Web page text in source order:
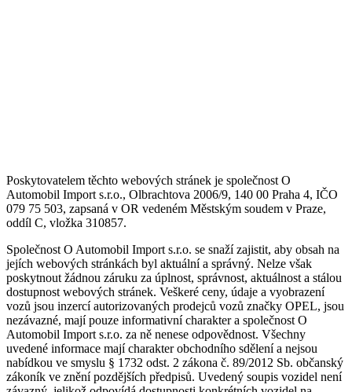
Poskytovatelem těchto webových stránek je společnost O
Automobil Import s.r.o., Olbrachtova 2006/9, 140 00 Praha 4, IČO
079 75 503, zapsaná v OR vedeném Městským soudem v Praze,
oddíl C, vložka 310857.
Společnost O Automobil Import s.r.o. se snaží zajistit, aby obsah na
jejích webových stránkách byl aktuální a správný. Nelze však
poskytnout žádnou záruku za úplnost, správnost, aktuálnost a stálou
dostupnost webových stránek. Veškeré ceny, údaje a vyobrazení
vozů jsou inzercí autorizovaných prodejců vozů značky OPEL, jsou
nezávazné, mají pouze informativní charakter a společnost O
Automobil Import s.r.o. za ně nenese odpovědnost. Všechny
uvedené informace mají charakter obchodního sdělení a nejsou
nabídkou ve smyslu § 1732 odst. 2 zákona č. 89/2012 Sb. občanský
zákoník ve znění pozdějších předpisů. Uvedený soupis vozidel není